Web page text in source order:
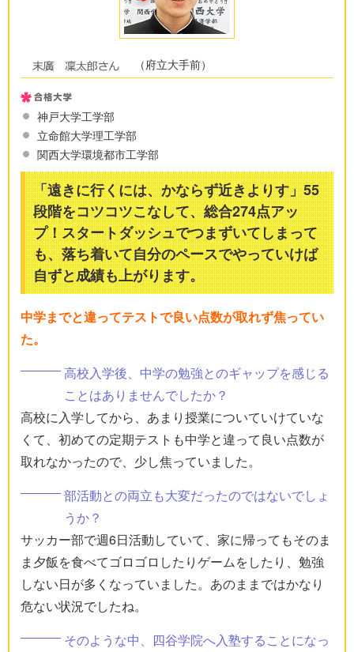
（府立大手前）
神戸大学工学部
立命館大学理工学部
関西大学環境都市工学部
「遠きに行くには、かならず近きよりす」55
段階をコツコツこなして、総合274点アッ
プ！スタートダッシュでつまずいてしまって
も、落ち着いて自分のペースでやっていけば
自ずと成績も上がります。
中学までと違ってテストで良い点数が取れず焦ってい
た。
高校入学後、中学の勉強とのギャップを感じる
ことはありませんでしたか？
高校に入学してから、あまり授業についていけていな
くて、初めての定期テストも中学と違って良い点数が
取れなかったので、少し焦っていました。
部活動との両立も大変だったのではないでしょ
うか？
サッカー部で週6日活動していて、家に帰ってもそのま
ま夕飯を食べてゴロゴロしたりゲームをしたり、勉強
しない日が多くなっていました。あのままではかなり
危ない状況でしたね。
そのような中、四谷学院へ入塾することになっ